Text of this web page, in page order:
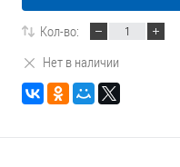
Кол-во:
Нет в наличии